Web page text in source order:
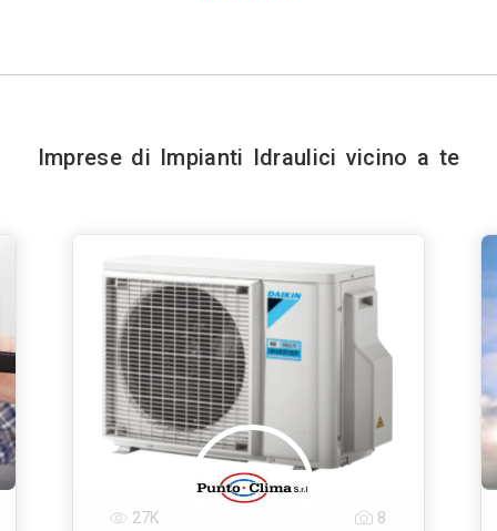
Imprese di Impianti Idraulici vicino a te
27K 8